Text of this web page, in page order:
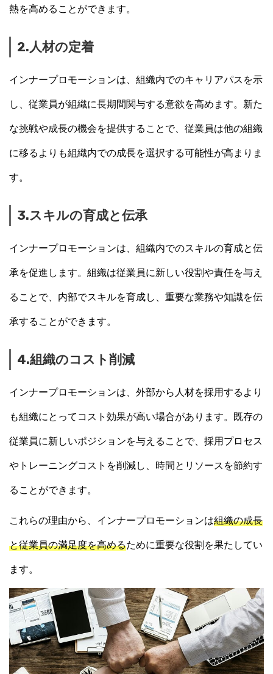
熱を高めることができます。
2.人材の定着
インナープロモーションは、組織内でのキャリアパスを示
し、従業員が組織に長期間関与する意欲を高めます。新た
な挑戦や成長の機会を提供することで、従業員は他の組織
に移るよりも組織内での成長を選択する可能性が高まりま
す。
3.スキルの育成と伝承
インナープロモーションは、組織内でのスキルの育成と伝
承を促進します。組織は従業員に新しい役割や責任を与え
ることで、内部でスキルを育成し、重要な業務や知識を伝
承することができます。
4.組織のコスト削減
インナープロモーションは、外部から人材を採用するより
も組織にとってコスト効果が高い場合があります。既存の
従業員に新しいポジションを与えることで、採用プロセス
やトレーニングコストを削減し、時間とリソースを節約す
ることができます。
これらの理由から、インナープロモーションは組織の成長
と従業員の満足度を高めるために重要な役割を果たしてい
ます。